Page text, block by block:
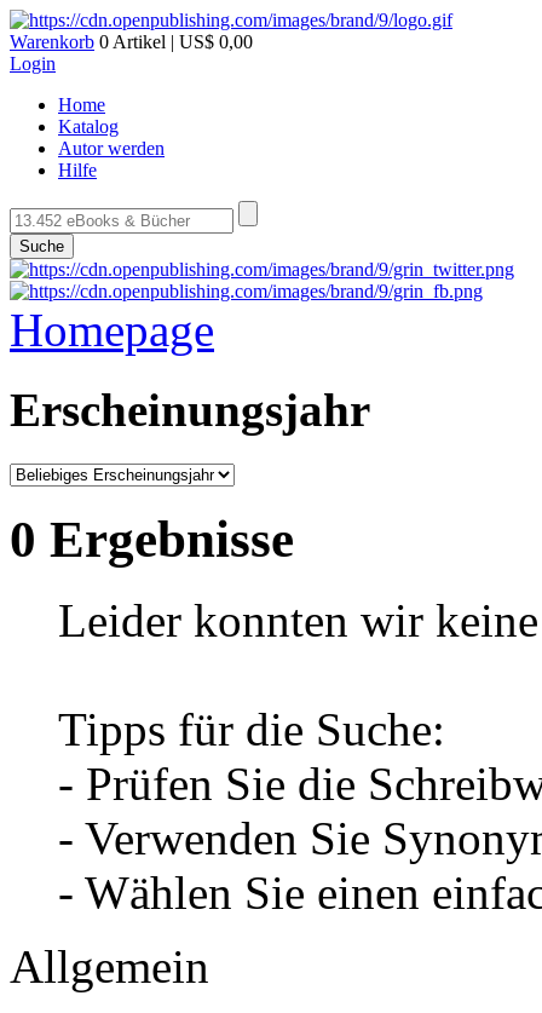
Warenkorb 0 Artikel | US$ 0,00
Login
Home
Katalog
Autor werden
Hilfe
Suche
Homepage
Erscheinungsjahr
0 Ergebnisse
Leider konnten wir
Tipps für die Suche:
- Prüfen Sie die
- Verwenden Sie
- Wählen Sie einen
Allgemein